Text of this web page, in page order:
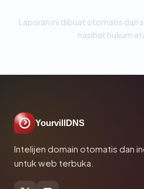
Laporan ini dibuat otomatis dari
nasihat hukum
YourvillDNS
Intelijen domain otomatis dan
untuk web terbuka.